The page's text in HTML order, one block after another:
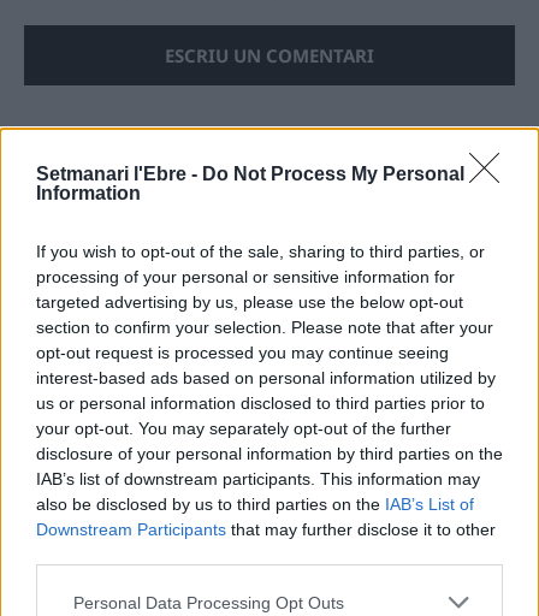
Setmanari l'Ebre - Do Not Process My Personal
Information
If you wish to opt-out of the sale, sharing to third parties, or
processing of your personal or sensitive information for
targeted advertising by us, please use the below opt-out
section to confirm your selection. Please note that after your
opt-out request is processed you may continue seeing
interest-based ads based on personal information utilized by
us or personal information disclosed to third parties prior to
your opt-out. You may separately opt-out of the further
disclosure of your personal information by third parties on the
IAB’s list of downstream participants. This information may
also be disclosed by us to third parties on the IAB’s List of
Downstream Participants that may further disclose it to other
Personal Data Processing Opt Outs
ÚLTIMES NOTÍCIES
i culmina un projecte estratègic que
vincula patrimoni, turisme i
gastronomia
6 d'agost de 2026
Els vestits de paper guanyen força
enguany amb més modistes i gairebé
40 peces a concurs
31 de juliol de 2026
“L’eclipsi serà una oportunitat també
d’Amposta”
31 de juliol de 2026